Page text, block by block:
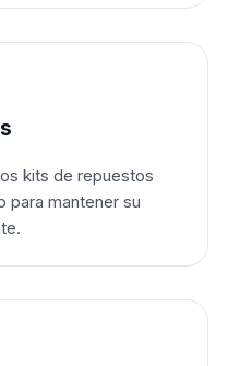
kits de repuestos
para mantener su